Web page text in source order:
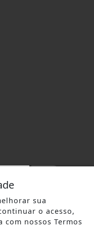
RESERVADOS
sua
o acesso,
com nossos Termos